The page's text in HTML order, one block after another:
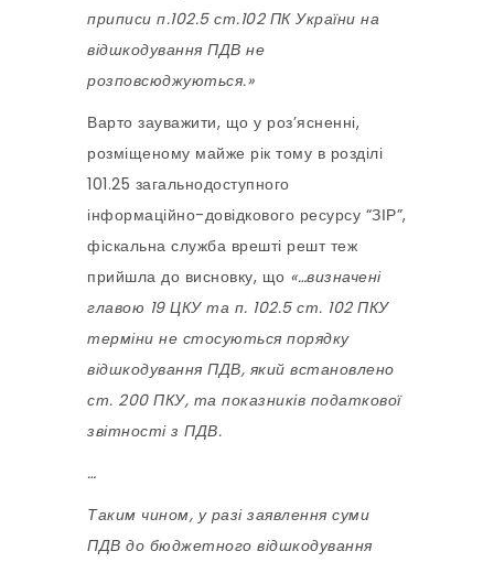
приписи п.102.5 ст.102 ПК України на
відшкодування ПДВ не
розповсюджуються.»
Варто зауважити, що у роз’ясненні,
розміщеному майже рік тому в розділі
101.25 загальнодоступного
інформаційно-довідкового ресурсу “ЗІР”,
фіскальна служба врешті решт теж
прийшла до висновку, що «…визначені
главою 19 ЦКУ та п. 102.5 ст. 102 ПКУ
терміни не стосуються порядку
відшкодування ПДВ, який встановлено
ст. 200 ПКУ, та показників податкової
звітності з ПДВ.
…
Таким чином, у разі заявлення суми
ПДВ до бюджетного відшкодування